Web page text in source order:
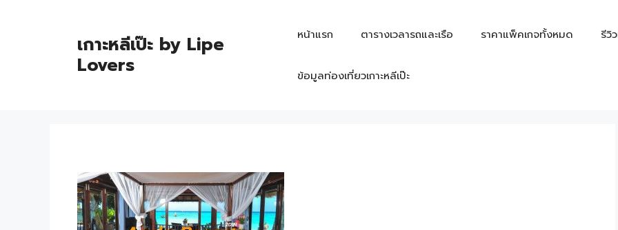
เกาะหลีเป๊ะ by Lipe
Lovers
หน้าแรก ตารางเวลารถและเรือ ราคาแพ็คเกจทั้งหมด รีวิ
ข้อมูลท่องเที่ยวเกาะหลีเป๊ะ